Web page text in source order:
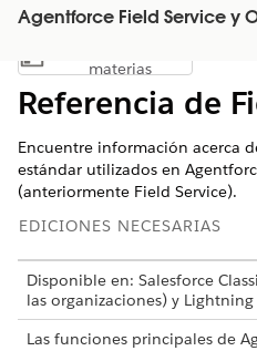
Agentforce Field Service y
Mostrar índice de
materias
Referencia de
Encuentre información acerca
estándar utilizados en
(anteriormente Field Service).
EDICIONES NECESARIAS
Disponible en: Salesforce
las organizaciones) y
Las funciones principales de